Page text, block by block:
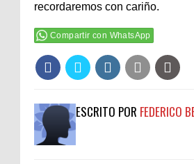
recordaremos con cariño.
Compartir con WhatsApp
ESCRITO POR FEDERICO